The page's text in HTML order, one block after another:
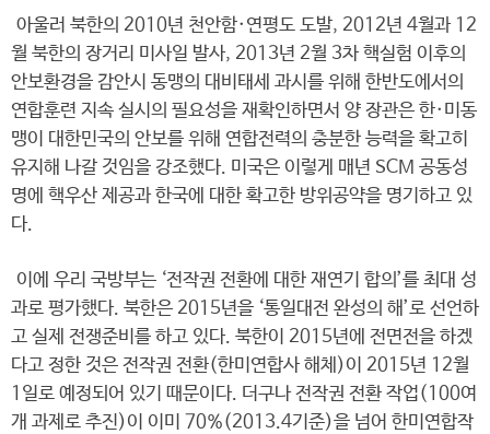
아울러 북한의 2010년 천안함·연평도 도발, 2012년 4월과 12
월 북한의 장거리 미사일 발사, 2013년 2월 3차 핵실험 이후의
안보환경을 감안시 동맹의 대비태세 과시를 위해 한반도에서의
연합훈련 지속 실시의 필요성을 재확인하면서 양 장관은 한·미동
맹이 대한민국의 안보를 위해 연합전력의 충분한 능력을 확고히
유지해 나갈 것임을 강조했다. 미국은 이렇게 매년 SCM 공동성
명에 핵우산 제공과 한국에 대한 확고한 방위공약을 명기하고 있
다.
이에 우리 국방부는 ‘전작권 전환에 대한 재연기 합의’를 최대 성
과로 평가했다. 북한은 2015년을 ‘통일대전 완성의 해’로 선언하
고 실제 전쟁준비를 하고 있다. 북한이 2015년에 전면전을 하겠
다고 정한 것은 전작권 전환(한미연합사 해체)이 2015년 12월
1일로 예정되어 있기 때문이다. 더구나 전작권 전환 작업(100여
개 과제로 추진)이 이미 70%(2013.4기준)을 넘어 한미연합작